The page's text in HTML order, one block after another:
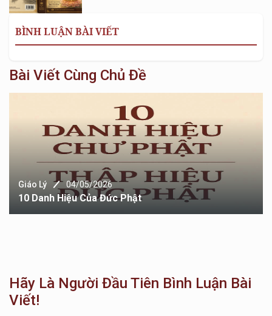
BÌNH LUẬN BÀI VIẾT
Bài Viết Cùng Chủ Đề
Giáo Lý 04/05/2026
10 Danh Hiệu Của Đức Phật
Hãy Là Người Đầu Tiên Bình Luận Bài
Viết!